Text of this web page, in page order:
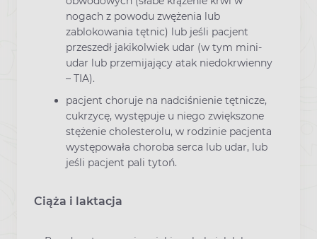
nogach z powodu zwężenia lub
zablokowania tętnic) lub jeśli pacjent
przeszedł jakikolwiek udar (w tym mini-
udar lub przemijający atak niedokrwienny
– TIA).
pacjent choruje na nadciśnienie tętnicze,
cukrzycę, występuje u niego zwiększone
stężenie cholesterolu, w rodzinie pacjenta
występowała choroba serca lub udar, lub
jeśli pacjent pali tytoń.
Ciąża i laktacja